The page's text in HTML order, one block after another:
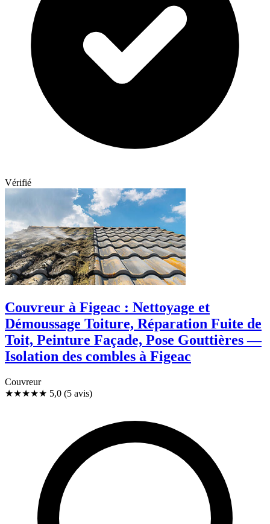
Vérifié
Couvreur à Figeac : Nettoyage et
Démoussage Toiture, Réparation Fuite de
Toit, Peinture Façade, Pose Gouttières —
Isolation des combles à Figeac
Couvreur
★★★★★ 5,0 (5 avis)